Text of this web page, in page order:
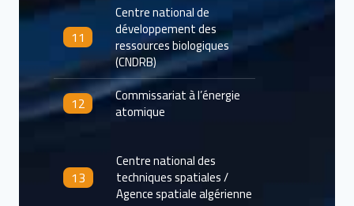
11
Centre national de
développement des
ressources biologiques
(CNDRB)
12 Commissariat à l’énergie
atomique
13
Centre national des
techniques spatiales /
Agence spatiale algérienne